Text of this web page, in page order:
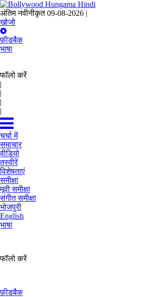
अंतिम नवीनीकृत 09-08-2026 |
खोजो
फ़ीडबैक
भाषा
फॉलो करें
|
|
|
|
चर्चा में
समाचार
वीडियो
तस्वीरें
विशेषताएं
समीक्षा
मूवी समीक्षा
संगीत समीक्षा
भोजपुरी
English
भाषा
फॉलो करें
फ़ीडबैक